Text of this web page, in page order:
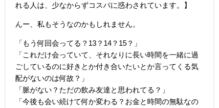
れる人は、少なからずコスパに惑わされています。】
んー、私もそうなのかもしれません。
「もう何回会ってる？13？14？15？」
「これだけ会っていて、それなりに長い時間を一緒に過
ごしているのに好きとか付き合いたいとか言ってくる気
配がないのは何故？」
「脈がない？ただの飲み友達と思われてる？」
「今後も会い続けて何か変わる？お金と時間の無駄なの